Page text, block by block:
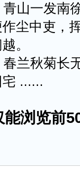
一发南
尘中吏，
。
秋菊长
......
浏览前